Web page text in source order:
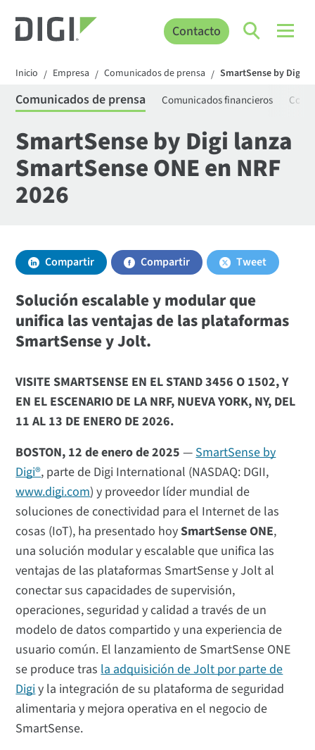
Contacto
Inicio / Empresa / Comunicados de prensa / SmartSense by Digi
Comunicados de prensa Comunicados financieros
SmartSense by Digi lanza
SmartSense ONE en NRF
2026
Compartir Compartir Tweet
Solución escalable y modular que
unifica las ventajas de las plataformas
SmartSense y Jolt.
VISITE SMARTSENSE EN EL STAND 3456 O 1502, Y
EN EL ESCENARIO DE LA NRF, NUEVA YORK, NY, DEL
11 AL 13 DE ENERO DE 2026.
BOSTON, 12 de enero de 2025 —SmartSense by
Digi®, parte de Digi International (NASDAQ: DGII,
www.digi.com) y proveedor líder mundial de
soluciones de conectividad para el Internet de las
cosas (IoT), ha presentado hoySmartSense ONE,
una solución modular y escalable que unifica las
ventajas de las plataformas SmartSense y Jolt al
conectar sus capacidades de supervisión,
operaciones, seguridad y calidad a través de un
modelo de datos compartido y una experiencia de
usuario común. El lanzamiento de SmartSense ONE
se produce trasla adquisición de Jolt por parte de
Digiy la integración de su plataforma de seguridad
alimentaria y mejora operativa en el negocio de
SmartSense.